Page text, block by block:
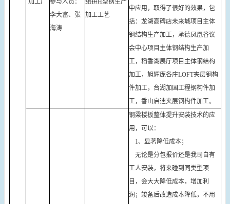
加工厂
参与人员：
李大富、张
海涛
组拼H型钢生产
加工工艺
中应用，取得了很好的效果，包
括：龙湖高碑店未来城项目主体
钢结构生产加工，承德凤凰谷议
会中心项目主体钢结构生产加
工，稻香湖展厅项目主体钢结构
加工，旭辉庞各庄LOFT夹层钢构
件加工，台湖加固工程钢构件加
工，香山启迪夹层钢构件加工。
钢梁楼板整体提升安装技术的应
用，可以：
1、显著降低成本；
无论是分包报价还是我司自有
工人安装，将来碰到同类型项
目，会大大降低成本，增加利
润；竣备后改造成本降低，不用